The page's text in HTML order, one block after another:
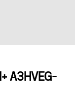
A3HVEG-